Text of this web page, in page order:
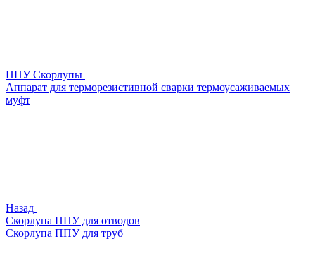
ППУ Скорлупы
Аппарат для терморезистивной сварки термоусаживаемых
муфт
Назад
Скорлупа ППУ для отводов
Скорлупа ППУ для труб